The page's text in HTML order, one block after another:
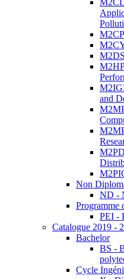
and
Non
ND -
Programme
PEI -
Catalogue 2019 -
Bachelor
BS -
Cycle